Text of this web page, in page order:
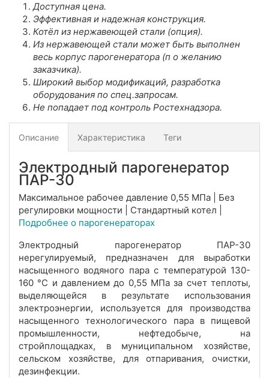
Доступная цена.
Эффективная и надежная конструкция.
Котёл из нержавеющей стали (опция).
Из нержавеющей стали может быть выполнен
весь корпус парогенератора (п о желанию
заказчика).
Широкий выбор модификаций, разработка
оборудования по спец.запросам.
Не попадает под контроль Ростехнадзора.
Описание Характеристика Теги
Электродный парогенератор
ПАР-30
Максимальное рабочее давление 0,55 МПа | Без
регулировки мощности | Стандартный котел |
Подробнее о парогенераторах
Электродный парогенератор ПАР-30
нерегулируемый, предназначен для выработки
насыщенного водяного пара с температурой 130-
160 °С и давлением до 0,55 МПа за счет теплоты,
выделяющейся в результате использования
электроэнергии, используется для производства
насыщенного технологического пара в пищевой
промышленности, нефтедобыче, на
стройплощадках, в муниципальном хозяйстве,
сельском хозяйстве, для отпаривания, очистки,
дезинфекции.